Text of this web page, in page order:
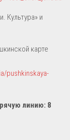
Культура» и
карте
pushkinskaya-
линию: 8